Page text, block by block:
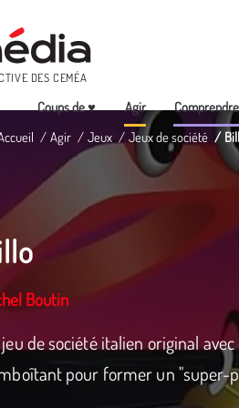
DES CEMÉA
Menu
Coups de ♥ Agir Comprendre
Agir Jeux Jeux de société
Boutin
de société italien original
pour former un "super-